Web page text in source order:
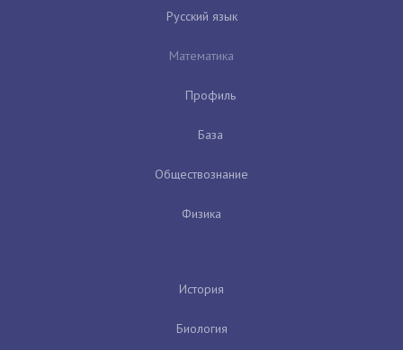
Русский язык
Математика
Профиль
База
Обществознание
Физика
История
Биология